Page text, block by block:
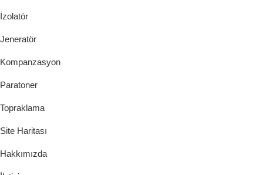
İzolatör
Jeneratör
Kompanzasyon
Paratoner
Topraklama
Site Haritası
Hakkımızda